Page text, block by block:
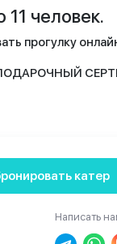
человек.
прогулку
катер
Написать